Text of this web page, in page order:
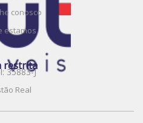
35883-J
conosco
estamos
restrita
Real